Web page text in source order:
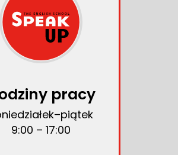
pracy
9:00 – 17:00